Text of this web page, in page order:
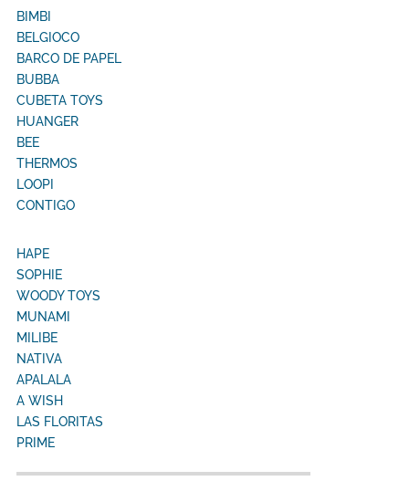
BIMBI
BELGIOCO
BARCO DE PAPEL
BUBBA
CUBETA TOYS
HUANGER
BEE
THERMOS
LOOPI
CONTIGO
HAPE
SOPHIE
WOODY TOYS
MUNAMI
MILIBE
NATIVA
APALALA
A WISH
LAS FLORITAS
PRIME